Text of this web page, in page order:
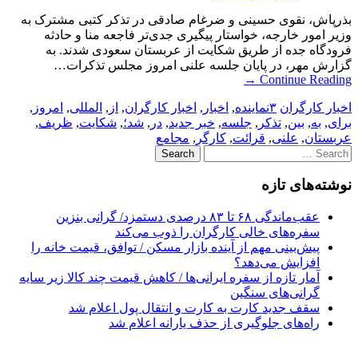
بذرپاش، نقوی حسینی و ضرغام صادقی در تذکر کتبی مشترک به
وزیر امور خارجه، خواستار پیگیری جدی‌تر فاجعه منا و حادثه
فرودگاه جده از طریق شکایت از عربستان سعودی شدند. به
گزارش مهر، در پایان جلسه علنی امروز مجلس تذکرات…
Continue Reading
→
اخبار کارگران ۳نماینده , اخبار , اخبار کارگران, از , المللی, امروز ,
برای, به, بین, تذکر , جلسه, خبر جدید, در , شد؛, شکایت, ظریف,
عربستان, علنی, قرائت, کارگر , مجامع
Search
for:
نوشته‌های تازه
عقب‌ماندگی ۶۸ تا ۸۳ درصدی دستمزد/ گرانی بنزین
سفره‌های خالی کارگران را ذوب می‌کند
پیش‌بینی مهم از آینده بازار مسکن / توافق، قیمت خانه را
افزایش می‌دهد؟
آمار تازه از سفره ایرانی‌ها / کاهش قیمت چند کالا زیر سایه
گرانی‌های سنگین
سقف جدید کارت به کارت و انتقال پول اعلام شد
راه‌های جلوگیری از حذف یارانه اعلام شد